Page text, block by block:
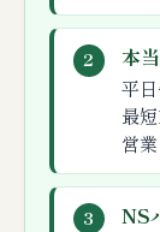
2 本
平
最
営業
3 NS